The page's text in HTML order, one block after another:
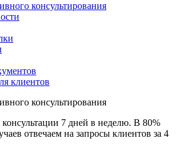
консультирования
клиентов
консультирования
7 дней в неделю. В 80%
отвечаем на запросы клиентов за 4